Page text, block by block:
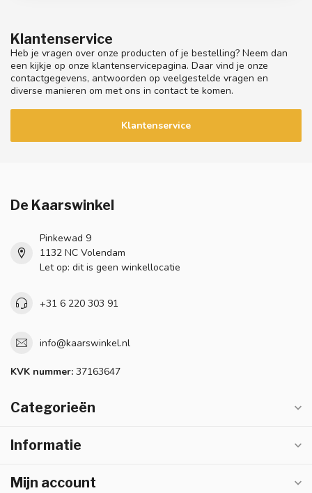
Klantenservice
Heb je vragen over onze producten of je bestelling? Neem dan
een kijkje op onze klantenservicepagina. Daar vind je onze
contactgegevens, antwoorden op veelgestelde vragen en
diverse manieren om met ons in contact te komen.
Klantenservice
De Kaarswinkel
Pinkewad 9
1132 NC Volendam
Let op: dit is geen winkellocatie
+31 6 220 303 91
info@kaarswinkel.nl
KVK nummer: 37163647
Categorieën
Informatie
Mijn account